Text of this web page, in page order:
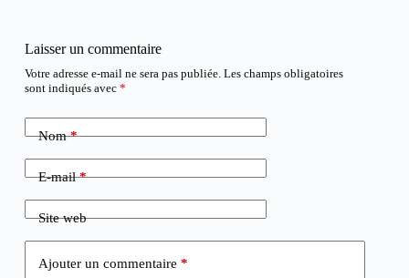
Laisser un commentaire
Votre adresse e-mail ne sera pas publiée. Les champs obligatoires
sont indiqués avec *
Nom*
E-mail*
Site web
Ajouter un commentaire *